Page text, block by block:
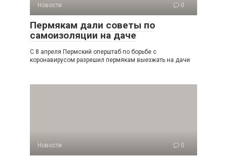
Новости 0
Пермякам дали советы по
самоизоляции на даче
С 8 апреля Пермский оперштаб по борьбе с
коронавирусом разрешил пермякам выезжать на дачи
Новости 0